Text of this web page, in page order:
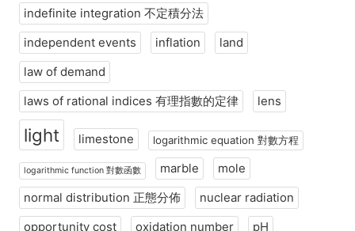
indefinite integration 不定積分法
independent events
inflation
land
law of demand
laws of rational indices 有理指數的定律
lens
light limestone logarithmic equation 對數方程
logarithmic function 對數函數 marble
mole
normal distribution 正態分佈
nuclear radiation
opportunity cost
oxidation number
pH